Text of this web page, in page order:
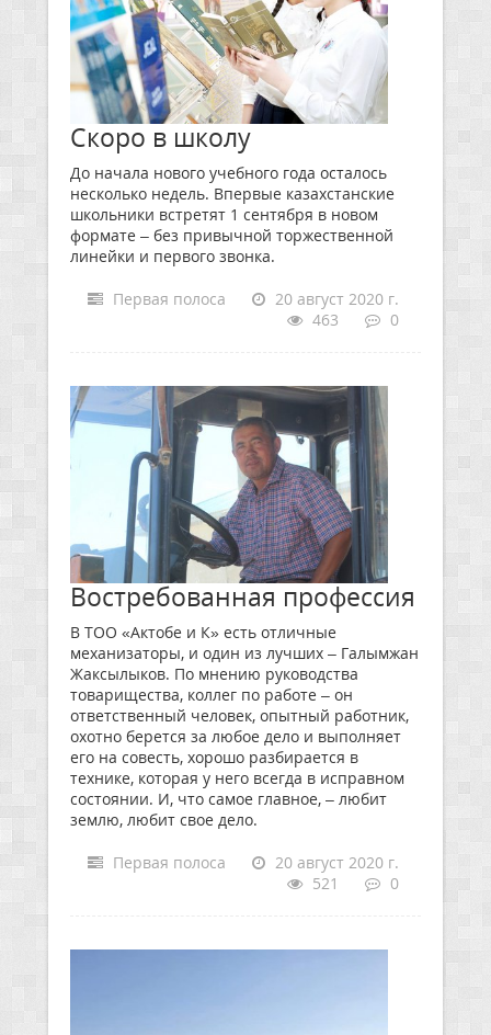
Скоро в школу
До начала нового учебного года осталось
несколько недель. Впервые казахстанские
школьники встретят 1 сентября в новом
формате – без привычной торжественной
линейки и первого звонка.
Первая полоса
20 август 2020 г.
463
0
Востребованная профессия
В ТОО «Актобе и К» есть отличные
механизаторы, и один из лучших – Галымжан
Жаксылыков. По мнению руководства
товарищества, коллег по работе – он
ответственный человек, опытный работник,
охотно берется за любое дело и выполняет
его на совесть, хорошо разбирается в
технике, которая у него всегда в исправном
состоянии. И, что самое главное, – любит
землю, любит свое дело.
Первая полоса
20 август 2020 г.
521
0